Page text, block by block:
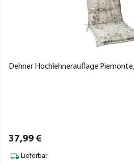
Dehner Hochlehnerauflage
37,99 €
Lieferbar